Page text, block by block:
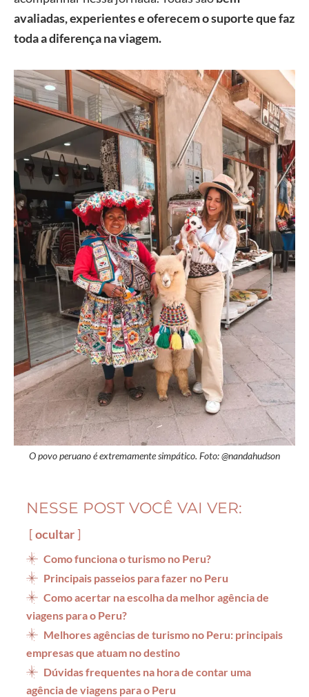
avaliadas, experientes e oferecem o suporte que faz
toda a diferença na viagem.
O povo peruano é extremamente simpático. Foto: @nandahudson
NESSE POST VOCÊ VAI VER:
ocultar
Como funciona o turismo no Peru?
Principais passeios para fazer no Peru
Como acertar na escolha da melhor agência de
viagens para o Peru?
Melhores agências de turismo no Peru: principais
empresas que atuam no destino
Dúvidas frequentes na hora de contar uma
agência de viagens para o Peru